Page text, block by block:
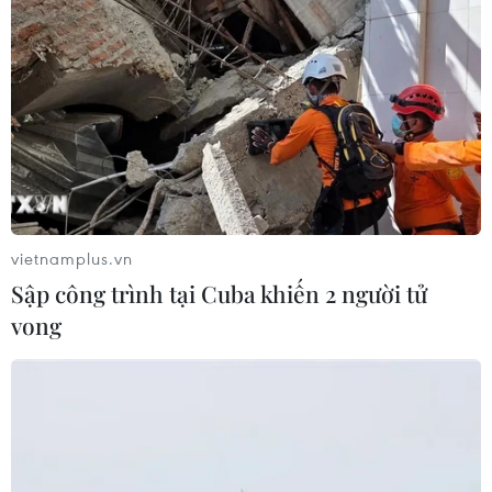
CƠ QUAN CHỦ QUẢN: THÔNG TẤN XÃ VIỆT NAM
Tổng Biên tập: TRẦN TIẾN DUẨN
Phó Tổng Biên tập: NGUYỄN THỊ TÁM, KHÚC THANH
THỦY
Sở hữu trí tuệ
Quy định sử dụng
Hỗ trợ
Ngôn ngữ
Dịch vụ tin
Quảng cáo
vietnamplus.vn
Sập công trình tại Cuba khiến 2 người tử
vong